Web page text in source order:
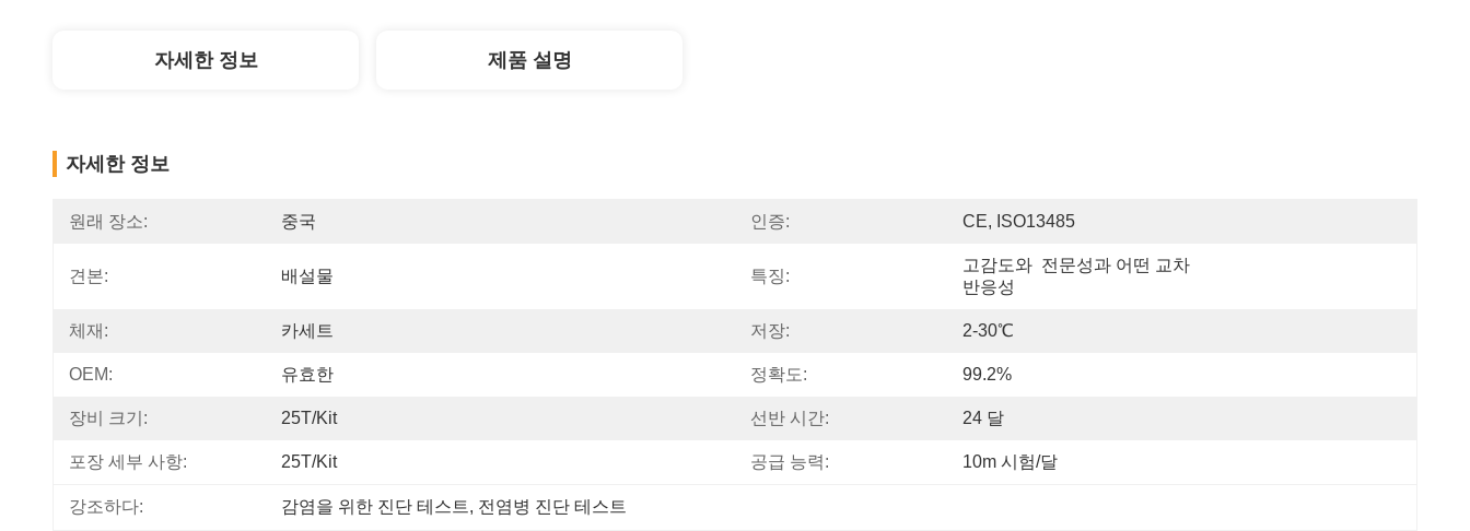
자세한 정보 제품 설명
자세한 정보
원래 장소: 중국 인증: CE, ISO13485
견본: 배설물 특징:
고감도와  전문성과 어떤 교차
반응성
체재: 카세트 저장: 2-30℃
OEM: 유효한 정확도: 99.2%
장비 크기: 25T/Kit 선반 시간: 24 달
포장 세부 사항: 25T/Kit 공급 능력: 10m 시험/달
강조하다: 감염을 위한 진단 테스트, 전염병 진단 테스트